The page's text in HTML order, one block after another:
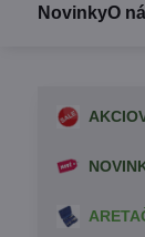
NovinkyO